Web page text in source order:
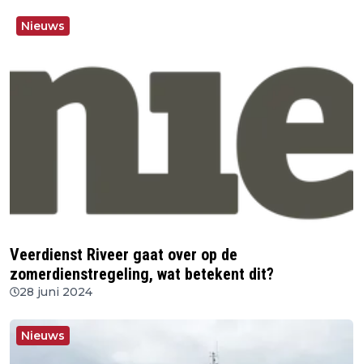
Nieuws
Veerdienst Riveer gaat over op de
zomerdienstregeling, wat betekent dit?
28 juni 2024
Nieuws